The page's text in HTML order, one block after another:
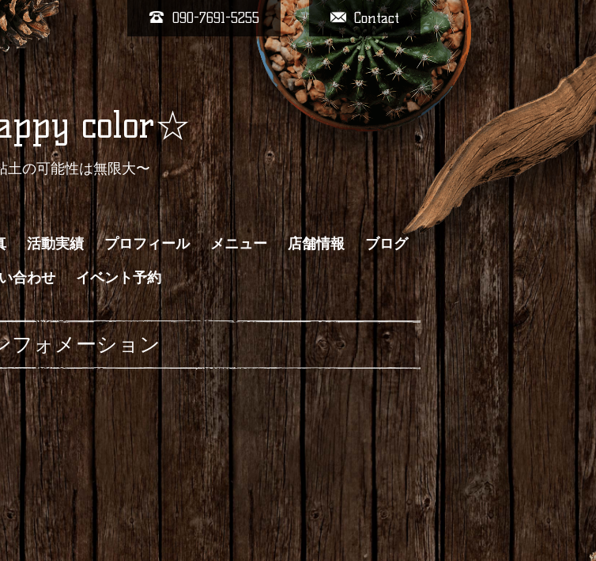
Contact
090-7691-5255
color☆
土の可能性は無限大〜
活動実績 プロフィール メニュー 店舗情報
ブログ
合わせ
イベント予約
フォメーション